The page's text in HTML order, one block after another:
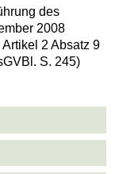
des
2008
2 Absatz 9
S. 245)